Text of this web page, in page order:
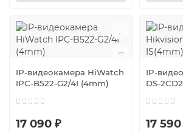
IP-видеокамера HiWatch
IPC-B522-G2/4I (4mm)
17 090 ₽
IP-
DS-
17